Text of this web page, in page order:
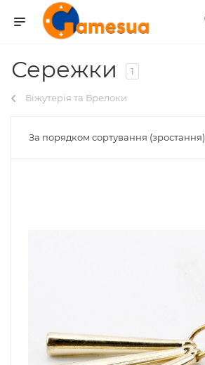
Сережки 1
Біжутерія та Брелоки
За порядком сортування (зростання)